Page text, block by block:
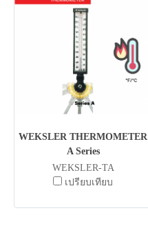
WEKSLER THERMOMETER
A Series
WEKSLER-TA
เปรียบเทียบ